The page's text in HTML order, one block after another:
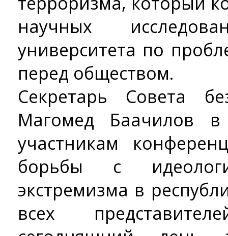
научных
университета по
перед обществом.
Секретарь Совета
Магомед Баачилов
участникам
борьбы с
экстремизма в
всех